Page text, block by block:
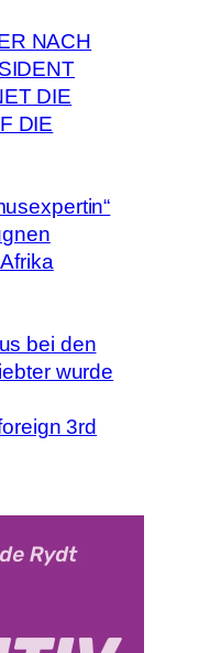
NACH
DIE
DIE
bei den
wurde
3rd